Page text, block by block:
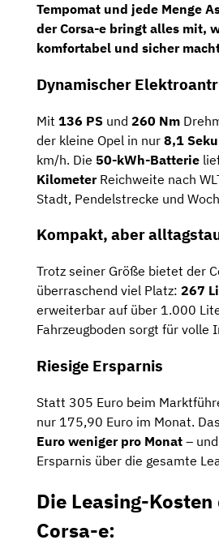
Tempomat und jede Menge
der Corsa-e bringt alles mit,
komfortabel und sicher
Dynamischer
Mit 136 PS und 260 Nm
der kleine Opel in nur 8,1
km/h. Die 50-kWh-Batterie
KilometerReichweite nach
Stadt, Pendelstrecke und
Kompakt, aber
Trotz seiner Größe bietet der
überraschend viel Platz: 267
erweiterbar auf über 1.000
Fahrzeugboden sorgt für volle
Riesige Ersparnis
Statt 305 Euro beim
nur 175,90 Euro im Monat.
Euro weniger pro Monat –
Ersparnis über die gesamte
Die Leasing-Kosten
Corsa-e: